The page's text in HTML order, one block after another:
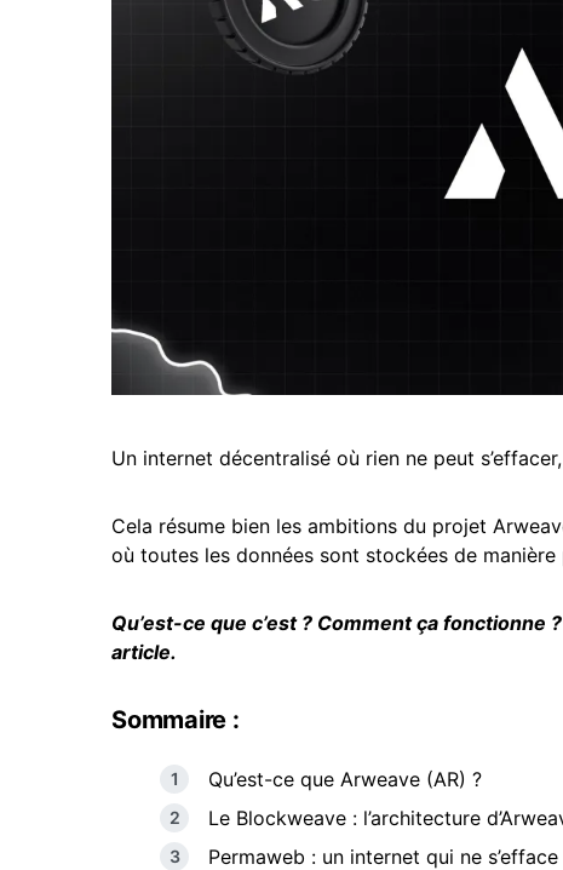
Un internet décentralisé où rien ne peut
Cela résume bien les ambitions du projet
où toutes les données sont stockées de manière
Qu’est-ce que c’est ? Comment ça
article.
Sommaire :
Qu’est-ce que Arweave (AR) ?
Le Blockweave : l’architecture
Permaweb : un internet qui ne